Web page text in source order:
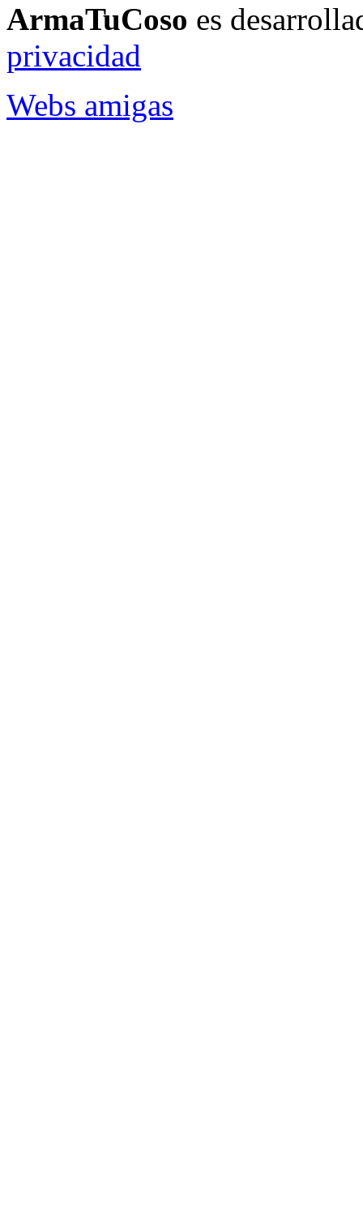
ArmaTuCoso es
privacidad
Webs amigas